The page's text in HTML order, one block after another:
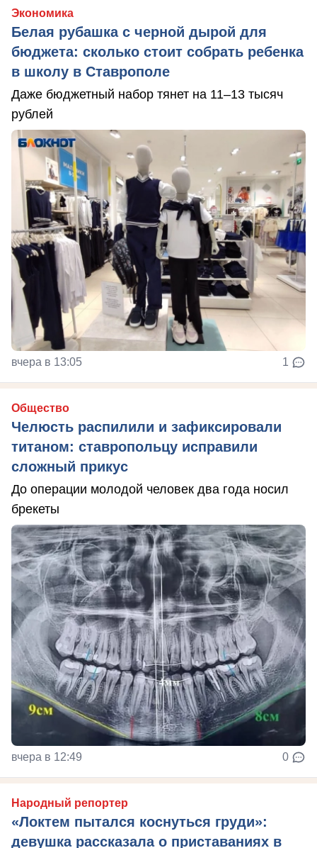
Экономика
Белая рубашка с черной дырой для
бюджета: сколько стоит собрать ребенка
в школу в Ставрополе
Даже бюджетный набор тянет на 11–13 тысяч
рублей
вчера в 13:05 1
Общество
Челюсть распилили и зафиксировали
титаном: ставропольцу исправили
сложный прикус
До операции молодой человек два года носил
брекеты
вчера в 12:49 0
Народный репортер
«Локтем пытался коснуться груди»:
девушка рассказала о приставаниях в